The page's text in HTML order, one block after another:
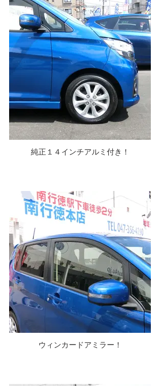
純正１４インチアルミ付き！
ウィンカードアミラー！